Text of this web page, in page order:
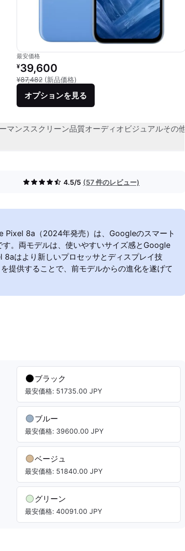
最安価格
リファービッシュ品の価格：
¥39,600
¥87,482 (新品価格)
オプションを見る
マンススクリーン品質オーディオビジュアルその他
4.5/5 (57 件のレビュー)
8a（2024年発売）は、Googleのスマート
。両モデルは、使いやすいサイズ感とGoogle
はより新しいプロセッサとディスプレイ技
提供することで、前モデルからの進化を遂げて
ブラック
最安価格: 51735.00 JPY
ブルー
最安価格: 39600.00 JPY
ベージュ
最安価格: 51840.00 JPY
グリーン
最安価格: 40091.00 JPY